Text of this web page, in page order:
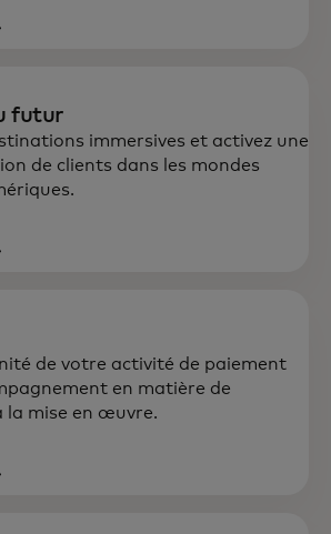
la croissance et la
futur
immersives et activez une
de clients dans les mondes
de votre activité de paiement
en matière de
mise en œuvre.